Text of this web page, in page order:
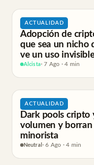
ACTUALIDAD
Adopción de
que sea un nicho
ve un uso
Alcista· 7 Ago · 4 min
ACTUALIDAD
Dark pools cripto
volumen y
minorista
Neutral · 6 Ago · 4 min